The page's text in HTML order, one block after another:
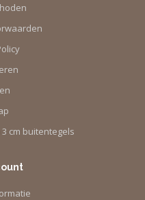
cm buitentegels